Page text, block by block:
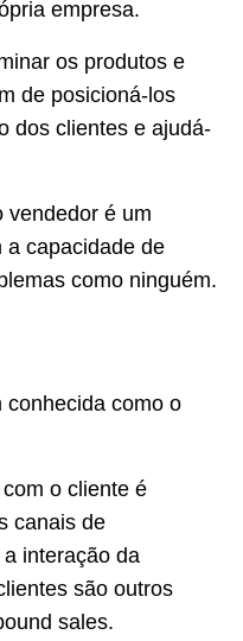
empresa.
os produtos e
de posicioná-los
dos clientes e ajudá-
vendedor é um
a capacidade de
como ninguém.
conhecida como o
o cliente é
canais de
interação da
são outros
sales.